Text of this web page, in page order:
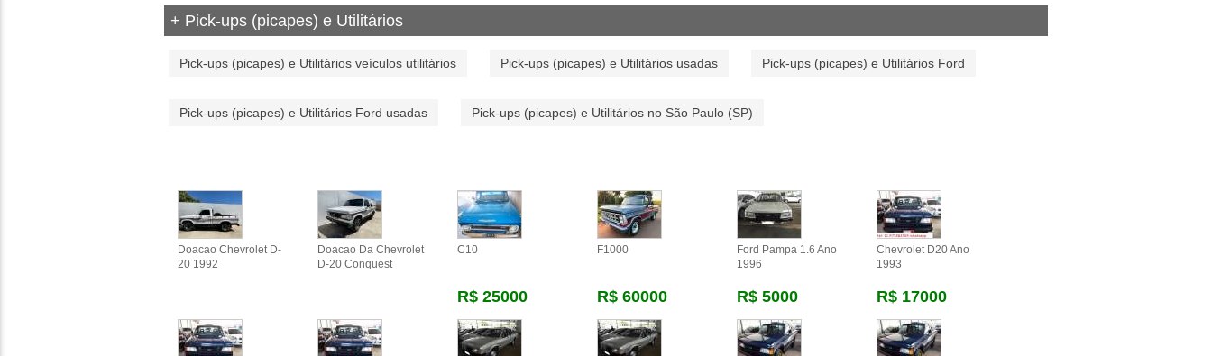
+ Pick-ups (picapes) e Utilitários
Pick-ups (picapes) e Utilitários veículos utilitários Pick-ups (picapes) e Utilitários usadas Pick-ups (picapes) e Utilitários Ford
Pick-ups (picapes) e Utilitários Ford usadas Pick-ups (picapes) e Utilitários no São Paulo (SP)
Doacao Chevrolet D-
20 1992
Doacao Da Chevrolet
D-20 Conquest
C10
R$ 25000
F1000
R$ 60000
Ford Pampa 1.6 Ano
1996
R$ 5000
Chevrolet D20 Ano
1993
R$ 17000